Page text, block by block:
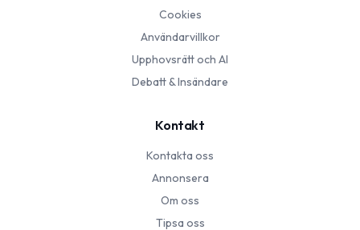
Cookies
Användarvillkor
Upphovsrätt och AI
Debatt & Insändare
Kontakt
Kontakta oss
Annonsera
Om oss
Tipsa oss